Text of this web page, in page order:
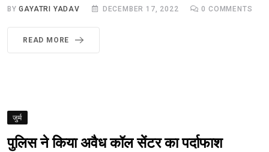
BYGAYATRI YADAV DECEMBER 17, 2022 0 COMMENTS
READ MORE
जुर्म
पुलिस ने किया अवैध कॉल सेंटर का पर्दाफाश